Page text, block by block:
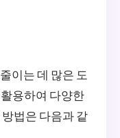
이는 데 많은 도
용하여 다양한
법은 다음과 같